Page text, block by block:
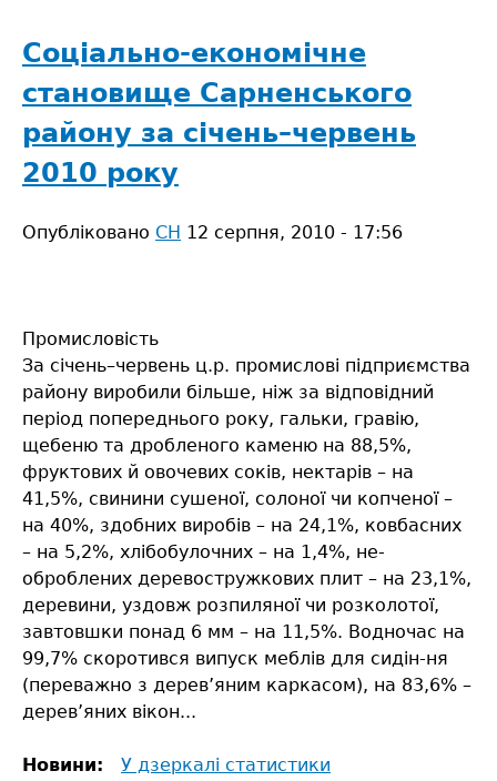
становище
району
за
січень–
вересень
2010
Соціально-економічне
становище Сарненського
району за січень–червень
2010 року
Опубліковано СН 12 серпня, 2010 - 17:56
Промисловість
За січень–червень ц.р. промислові підприємства
району виробили більше, ніж за відповідний
період попереднього року, гальки, гравію,
щебеню та дробленого каменю на 88,5%,
фруктових й овочевих соків, нектарів – на
41,5%, свинини сушеної, солоної чи копченої –
на 40%, здобних виробів – на 24,1%, ковбасних
– на 5,2%, хлібобулочних – на 1,4%, не-
оброблених деревостружкових плит – на 23,1%,
деревини, уздовж розпиляної чи розколотої,
завтовшки понад 6 мм – на 11,5%. Водночас на
99,7% скоротився випуск меблів для сидін-ня
(переважно з дерев’яним каркасом), на 83,6% –
дерев’яних вікон...
Новини: У дзеркалі статистики